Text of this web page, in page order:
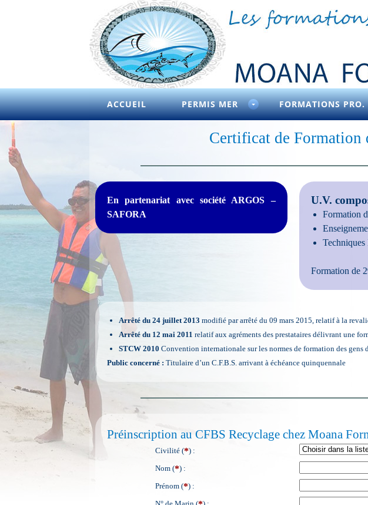
ACCUEIL PERMIS MER FORMATIONS PRO.
Certificat de Formation
En partenariat avec société ARGOS –
SAFORA
U.V.
Formation
Formation de
Arrêté du 24 juillet 2013 modifié par arrêté du 09 mars 2015, relatif à la
Arrêté du 12 mai 2011 relatif aux agréments des prestataires délivrant une
STCW 2010 Convention internationale sur les normes de formation des gens
Public concerné : Titulaire d’un C.F.B.S. arrivant à échéance quinquennale
Préinscription au CFBS Recyclage chez Moana
Civilité (*) :
Nom (*) :
Prénom (*) :